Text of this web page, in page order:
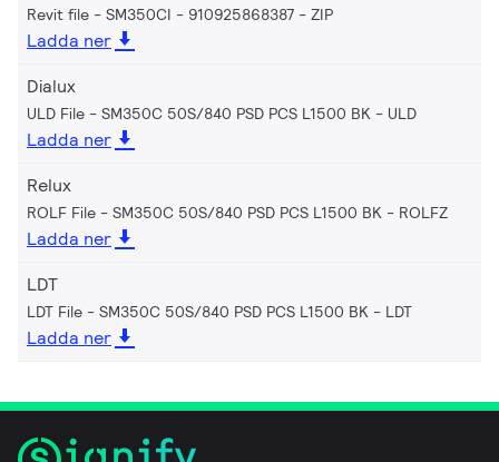
Revit file - SM350CI - 910925868387 ZIP
Ladda ner
Dialux
ULD File - SM350C 50S/840 PSD PCS L1500 BK ULD
Ladda ner
Relux
ROLF File - SM350C 50S/840 PSD PCS L1500 BK ROLFZ
Ladda ner
LDT
LDT File - SM350C 50S/840 PSD PCS L1500 BK LDT
Ladda ner